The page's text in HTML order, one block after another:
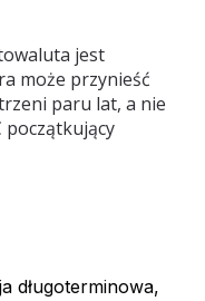
jest
może przynieść
paru lat, a nie
początkujący
długoterminowa,